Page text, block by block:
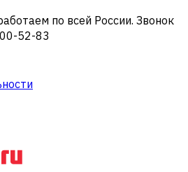
по всей России. Звонок
52-83